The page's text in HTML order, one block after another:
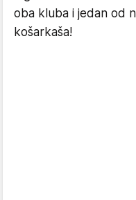
oba kluba i jedan od
košarkaša!